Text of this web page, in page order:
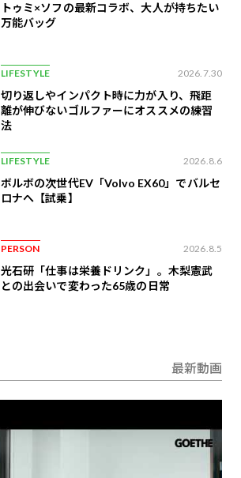
トゥミ×ソフの最新コラボ、大人が持ちたい
万能バッグ
LIFESTYLE 2026.7.30
切り返しやインパクト時に力が入り、飛距
離が伸びないゴルファーにオススメの練習
法
LIFESTYLE 2026.8.6
ボルボの次世代EV「Volvo EX60」でバルセ
ロナへ【試乗】
PERSON 2026.8.5
光石研「仕事は栄養ドリンク」。木梨憲武
との出会いで変わった65歳の日常
最新動画